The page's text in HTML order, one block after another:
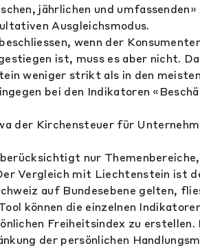
jährlichen und umfassenden»
Ausgleichsmodus.
wenn der
ist, muss es aber nicht.
weniger strikt als in den
bei den Indikatoren
der Kirchensteuer für
nur
Vergleich mit Liechtenstein ist
auf Bundesebene gelten,
können die einzelnen
Freiheitsindex zu erstellen.
der persönlichen